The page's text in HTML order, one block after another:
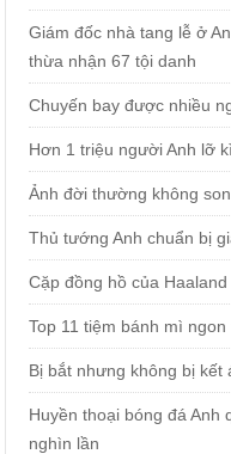
Giám đốc nhà tang lễ ở
thừa nhận 67 tội danh
Chuyến bay được nhiều
Hơn 1 triệu người Anh lỡ
Ảnh đời thường không
Thủ tướng Anh chuẩn bị
Cặp đồng hồ của
Top 11 tiệm bánh mì
Bị bắt nhưng không bị
Huyền thoại bóng đá
nghìn lần